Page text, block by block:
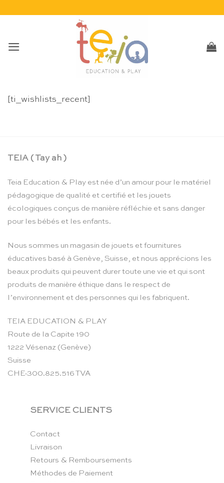
[ti_wishlists_recent]
TEIA ( Tay ah )
Teia Education & Play est née d’un amour pour le matériel
pédagogique de qualité et certifié et les jouets
écologiques conçus de manière réfléchie et sans danger
pour les bébés et les enfants.
Nous sommes un magasin de jouets et fournitures
éducatives basé à Genève, Suisse, et nous apprécions les
beaux produits qui peuvent durer toute une vie et qui sont
produits de manière éthique dans le respect de
l’environnement et des personnes qui les fabriquent.
TEIA EDUCATION & PLAY
Route de la Capite 190
1222 Vésenaz (Genève)
Suisse
CHE-300.825.516 TVA
SERVICE CLIENTS
Contact
Livraison
Retours & Remboursements
Méthodes de Paiement